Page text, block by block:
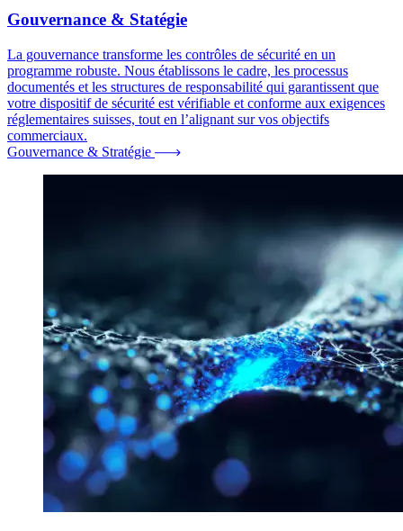
Gouvernance & Statégie
La gouvernance transforme les contrôles de sécurité en un
programme robuste. Nous établissons le cadre, les processus
documentés et les structures de responsabilité qui garantissent que
votre dispositif de sécurité est vérifiable et conforme aux exigences
réglementaires suisses, tout en l’alignant sur vos objectifs
commerciaux.
Gouvernance & Stratégie